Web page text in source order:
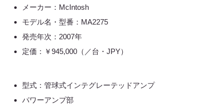
メーカー：McIntosh
モデル名・型番：MA2275
発売年次：2007年
定価：￥945,000（／台・JPY）
型式：管球式インテグレーテッドアンプ
パワーアンプ部